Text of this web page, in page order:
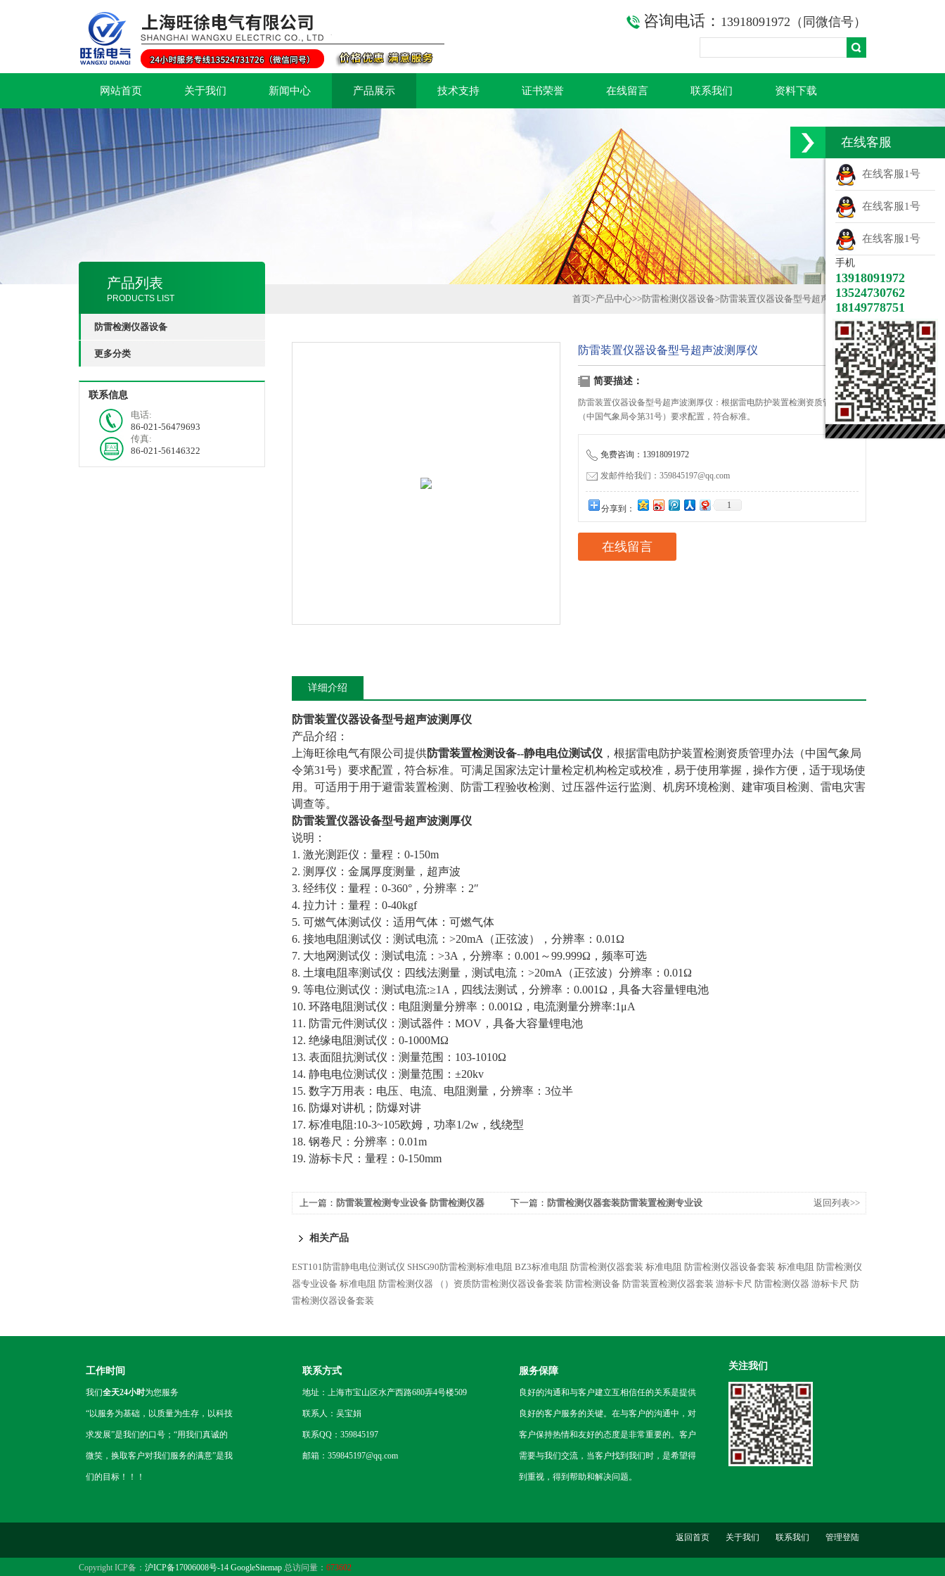
咨询电话： 13918091972（同微信号）
网站首页 关于我们 新闻中心 产品展示 技术支持 证书荣誉 在线留言 联系我们 资料下载
产品列表
PRODUCTS LIST
防雷检测仪器设备
更多分类
联系信息
电话:
86-021-56479693
传真:
86-021-56146322
首页>产品中心>>防雷检测仪器设备>防雷装置仪器设备型号超声波测厚仪
防雷装置仪器设备型号超声波测厚仪
简要描述：
防雷装置仪器设备型号超声波测厚仪：根据雷电防护装置检测资质管理办法
（中国气象局令第31号）要求配置，符合标准。
免费咨询：13918091972
发邮件给我们：359845197@qq.com
分享到： 1
在线留言
详细介绍
防雷装置仪器设备型号超声波测厚仪
产品介绍：
上海旺徐电气有限公司提供防雷装置检测设备--静电电位测试仪 ，根据雷电防护装置检测资质管理办法（中国气象局
令第31号）要求配置，符合标准。可满足国家法定计量检定机构检定或校准，易于使用掌握，操作方便，适于现场使
用。可适用于用于避雷装置检测、防雷工程验收检测、过压器件运行监测、机房环境检测、建审项目检测、雷电灾害
调查等。
防雷装置仪器设备型号超声波测厚仪
说明：
1. 激光测距仪：量程：0-150m
2. 测厚仪：金属厚度测量，超声波
3. 经纬仪：量程：0-360°，分辨率：2″
4. 拉力计：量程：0-40kgf
5. 可燃气体测试仪：适用气体：可燃气体
6. 接地电阻测试仪：测试电流：>20mA（正弦波），分辨率：0.01Ω
7. 大地网测试仪：测试电流：>3A，分辨率：0.001～99.999Ω，频率可选
8. 土壤电阻率测试仪：四线法测量，测试电流：>20mA（正弦波）分辨率：0.01Ω
9. 等电位测试仪：测试电流:≥1A，四线法测试，分辨率：0.001Ω，具备大容量锂电池
10. 环路电阻测试仪：电阻测量分辨率：0.001Ω，电流测量分辨率:1μA
11. 防雷元件测试仪：测试器件：MOV，具备大容量锂电池
12. 绝缘电阻测试仪：0-1000MΩ
13. 表面阻抗测试仪：测量范围：103-1010Ω
14. 静电电位测试仪：测量范围：±20kv
15. 数字万用表：电压、电流、电阻测量，分辨率：3位半
16. 防爆对讲机；防爆对讲
17. 标准电阻:10-3~105欧姆，功率1/2w，线绕型
18. 钢卷尺：分辨率：0.01m
19. 游标卡尺：量程：0-150mm
上一篇： 防雷装置检测专业设备 防雷检测仪器 下一篇： 防雷检测仪器套装防雷装置检测专业设
返回列表>>
相关产品
EST101防雷静电电位测试仪 SHSG90防雷检测标准电阻 BZ3标准电阻 防雷检测仪器套装 标准电阻 防雷检测仪器设备套装 标准电阻 防雷检测仪
器专业设备 标准电阻 防雷检测仪器 （）资质防雷检测仪器设备套装 防雷检测设备 防雷装置检测仪器套装 游标卡尺 防雷检测仪器 游标卡尺 防
雷检测仪器设备套装
工作时间
我们全天24小时为您服务
“以服务为基础，以质量为生存，以科技
求发展”是我们的口号；“用我们真诚的
微笑，换取客户对我们服务的满意”是我
们的目标！！！
联系方式
地址：上海市宝山区水产西路680弄4号楼509
联系人：吴宝娟
联系QQ：359845197
邮箱：359845197@qq.com
服务保障
良好的沟通和与客户建立互相信任的关系是提供
良好的客户服务的关键。在与客户的沟通中，对
客户保持热情和友好的态度是非常重要的。客户
需要与我们交流，当客户找到我们时，是希望得
到重视，得到帮助和解决问题。
关注我们
Copyright ICP备： 沪ICP备17006008号-14 GoogleSitemap 总访问量： 673602
返回首页 关于我们 联系我们 管理登陆
在线客服
在线客服1号
在线客服1号
在线客服1号
手机
13918091972
13524730762
18149778751